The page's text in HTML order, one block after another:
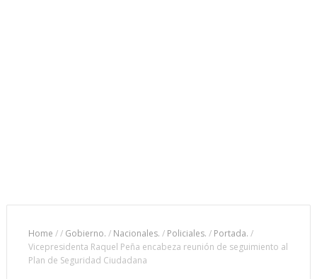
Home // Gobierno. / Nacionales. / Policiales. / Portada. /
Vicepresidenta Raquel Peña encabeza reunión de seguimiento al
Plan de Seguridad Ciudadana